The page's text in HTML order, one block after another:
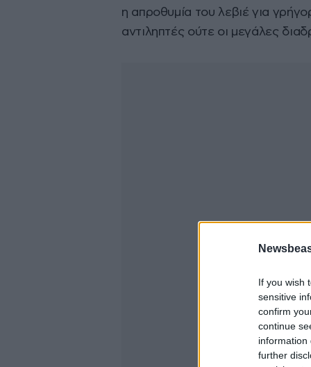
If you wish
sensitive
confirm
continue
information
further
η απροθυμία του λεβιέ για
αντιληπτές ούτε οι μεγάλες